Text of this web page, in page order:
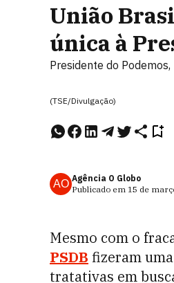
União
única à
Presidente do
(TSE/Divulgação)
AO Agência O Globo
Publicado em 15 de
Mesmo com o
PSDB fizeram
tratativas em